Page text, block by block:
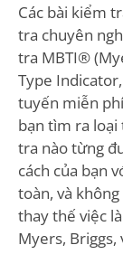
Các bài kiểm
tra chuyên
tra MBTI®
Type
tuyến miễn
bạn tìm ra loại
tra nào từng
cách của bạn
toàn, và
thay thế việc
Myers, Briggs,